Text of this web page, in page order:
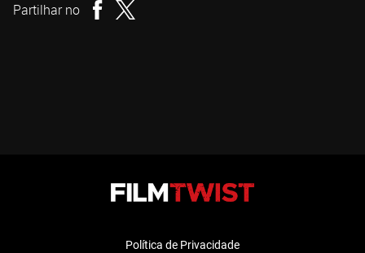
Partilhar no
Política de Privacidade